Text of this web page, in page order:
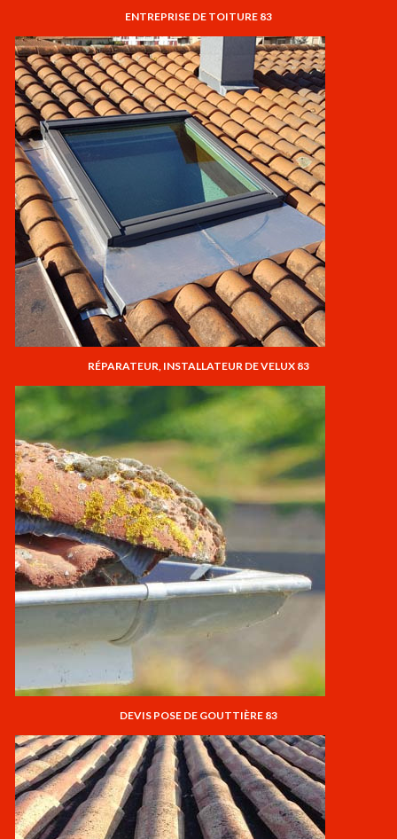
ENTREPRISE DE TOITURE 83
RÉPARATEUR, INSTALLATEUR DE VELUX 83
DEVIS POSE DE GOUTTIÈRE 83